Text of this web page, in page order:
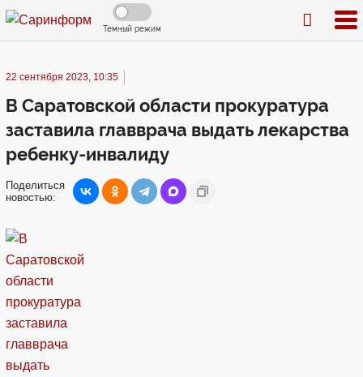
Темный режим
22 сентября 2023, 10:35
В Саратовской области прокуратура
заставила главврача выдать лекарства
ребенку-инвалиду
Поделиться
новостью: